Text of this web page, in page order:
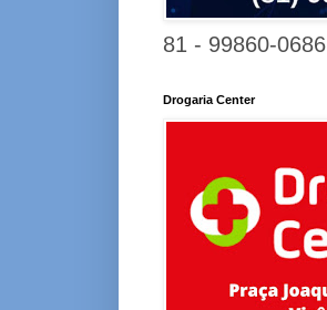
81 - 99860-0686
Drogaria Center